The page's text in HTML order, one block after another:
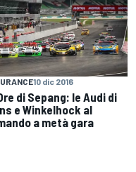
10 dic 2016
di Sepang: le Audi di
e Winkelhock al
a metà gara